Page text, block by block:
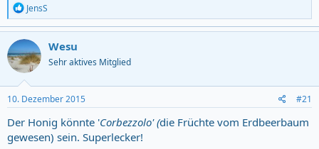
R
e
a
c
t
i
o
n
s
:
JensS
Wesu
Sehr aktives Mitglied
10. Dezember 2015 #21
Der Honig könnte 'Corbezzolo' (die Früchte vom Erdbeerbaum
gewesen) sein. Superlecker!